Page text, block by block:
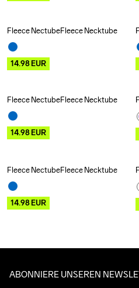
Outlet
Fleece NectubeFleece Necktube
14.98EUR
Outlet
Fleece NectubeFleece Necktube
14.98EUR
Outlet
Fleece NectubeFleece Necktube
14.98EUR
ABONNIERE UNSEREN